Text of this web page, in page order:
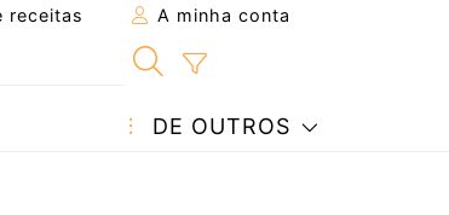
receitas A minha conta
DE OUTROS